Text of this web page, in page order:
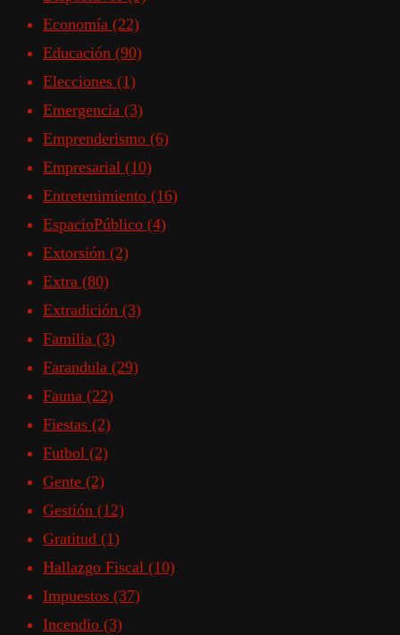
Economía (22)
Educación (90)
Elecciones (1)
Emergencia (3)
Emprenderismo (6)
Empresarial (10)
Entretenimiento (16)
EspacioPúblico (4)
Extorsión (2)
Extra (80)
Extradición (3)
Familia (3)
Farandula (29)
Fauna (22)
Fiestas (2)
Futbol (2)
Gente (2)
Gestión (12)
Gratitud (1)
Hallazgo Fiscal (10)
Impuestos (37)
Incendio (3)